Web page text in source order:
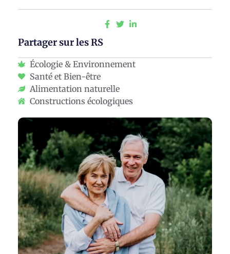
Partager sur les RS
Écologie & Environnement
Santé et Bien-être
Alimentation naturelle
Constructions écologiques